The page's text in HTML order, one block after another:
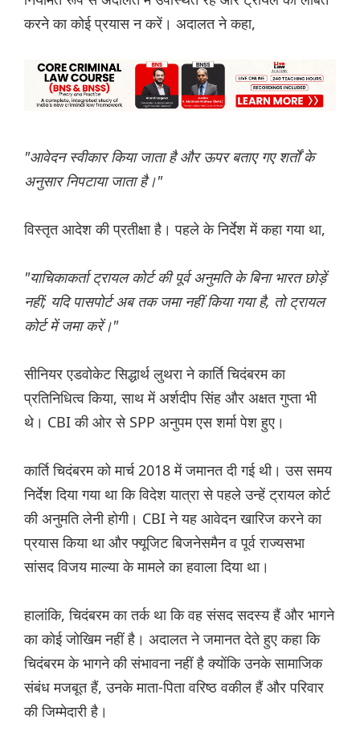
करने का कोई प्रयास न करें। अदालत ने कहा,
"आवेदन स्वीकार किया जाता है और ऊपर बताए गए शर्तों के
अनुसार निपटाया जाता है।"
विस्तृत आदेश की प्रतीक्षा है। पहले के निर्देश में कहा गया था,
"याचिकाकर्ता ट्रायल कोर्ट की पूर्व अनुमति के बिना भारत छोड़ें
नहीं; यदि पासपोर्ट अब तक जमा नहीं किया गया है, तो ट्रायल
कोर्ट में जमा करें।"
सीनियर एडवोकेट सिद्धार्थ लुथरा ने कार्ति चिदंबरम का
प्रतिनिधित्व किया, साथ में अर्शदीप सिंह और अक्षत गुप्ता भी
थे। CBI की ओर से SPP अनुपम एस शर्मा पेश हुए।
कार्ति चिदंबरम को मार्च 2018 में जमानत दी गई थी। उस समय
निर्देश दिया गया था कि विदेश यात्रा से पहले उन्हें ट्रायल कोर्ट
की अनुमति लेनी होगी। CBI ने यह आवेदन खारिज करने का
प्रयास किया था और फ्यूजिट बिजनेसमैन व पूर्व राज्यसभा
सांसद विजय माल्या के मामले का हवाला दिया था।
हालांकि, चिदंबरम का तर्क था कि वह संसद सदस्य हैं और भागने
का कोई जोखिम नहीं है। अदालत ने जमानत देते हुए कहा कि
चिदंबरम के भागने की संभावना नहीं है क्योंकि उनके सामाजिक
संबंध मजबूत हैं, उनके माता-पिता वरिष्ठ वकील हैं और परिवार
की जिम्मेदारी है।